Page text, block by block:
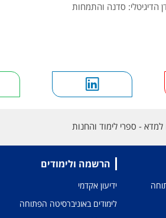
הדיגיטלי: סדנה והתמחות
למדא - ספרי לימוד והחנות
הרשמה ולימודים
ידיעון אקדמי
לימודים באוניברסיטה הפתוחה